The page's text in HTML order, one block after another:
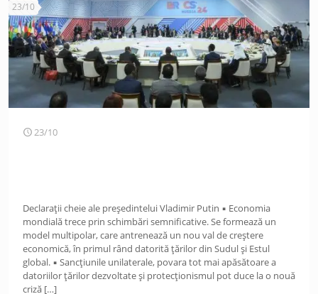
23/10
23/10
Declarații cheie ale președintelui Vladimir Putin ▪️ Economia
mondială trece prin schimbări semnificative. Se formează un
model multipolar, care antrenează un nou val de creștere
economică, în primul rând datorită țărilor din Sudul și Estul
global. ▪️ Sancțiunile unilaterale, povara tot mai apăsătoare a
datoriilor țărilor dezvoltate și protecționismul pot duce la o nouă
criză […]